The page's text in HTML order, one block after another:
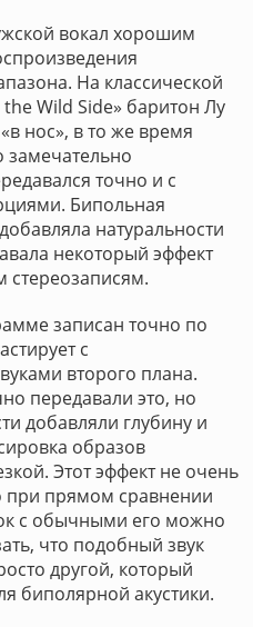
вокал хорошим
На классической
Wild Side» баритон Лу
нос», в то же время
замечательно
точно и с
Бипольная
натуральности
некоторый эффект
записан точно по
с
второго плана.
передавали это, но
добавляли глубину и
образов
Этот эффект не очень
прямом сравнении
с обычными его можно
что подобный звук
другой, который
биполярной акустики.